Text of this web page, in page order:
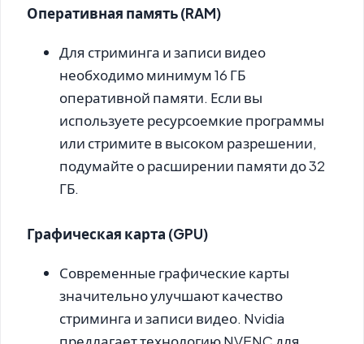
Оперативная память (RAM)
Для стриминга и записи видео
необходимо минимум 16 ГБ
оперативной памяти. Если вы
используете ресурсоемкие программы
или стримите в высоком разрешении,
подумайте о расширении памяти до 32
ГБ.
Графическая карта (GPU)
Современные графические карты
значительно улучшают качество
стриминга и записи видео. Nvidia